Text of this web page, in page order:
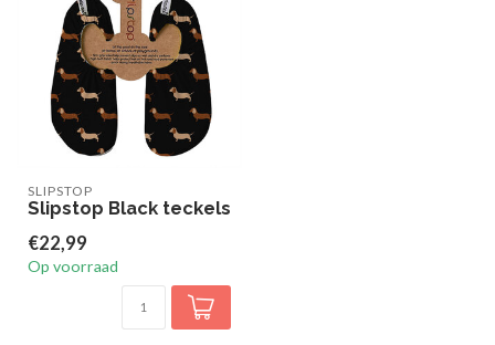
SLIPSTOP
Slipstop Black teckels
€22,99
Op voorraad